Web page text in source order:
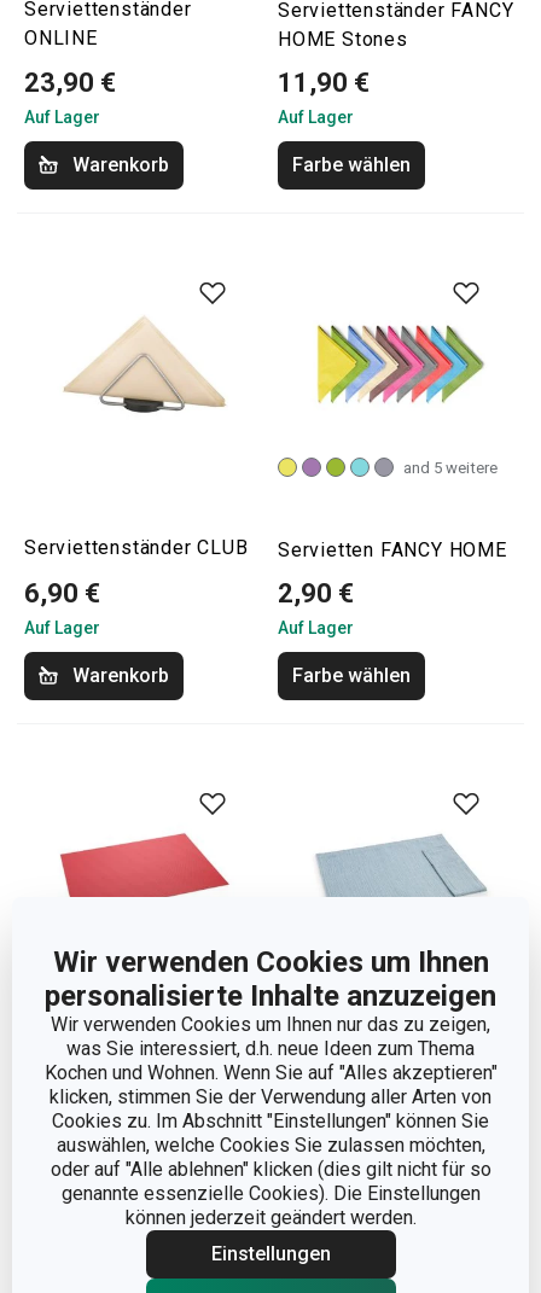
Wir verwenden Cookies um Ihnen
personalisierte Inhalte anzuzeigen
Wir verwenden Cookies um Ihnen nur das zu zeigen,
was Sie interessiert, d.h. neue Ideen zum Thema
Kochen und Wohnen. Wenn Sie auf "Alles akzeptieren"
klicken, stimmen Sie der Verwendung aller Arten von
Cookies zu. Im Abschnitt "Einstellungen" können Sie
auswählen, welche Cookies Sie zulassen möchten,
oder auf "Alle ablehnen" klicken (dies gilt nicht für so
genannte essenzielle Cookies). Die Einstellungen
können jederzeit geändert werden.
Einstellungen
Serviettenständer
ONLINE
23,90 €
Auf Lager
Warenkorb
Serviettenständer FANCY
HOME Stones
11,90 €
Auf Lager
Farbe wählen
Serviettenständer CLUB
6,90 €
Auf Lager
Warenkorb
and 5 weitere
Servietten FANCY HOME
2,90 €
Auf Lager
Farbe wählen
Platzset PURITY FLAIR
45 x 32 cm, himbeerrot
5,90 €
Warenkorb
Platzset mit
Bestecktasche FLAIR
Lounge, aus Stoff,
45 x 32 cm
9,90 €
Auf Lager
Farbe wählen